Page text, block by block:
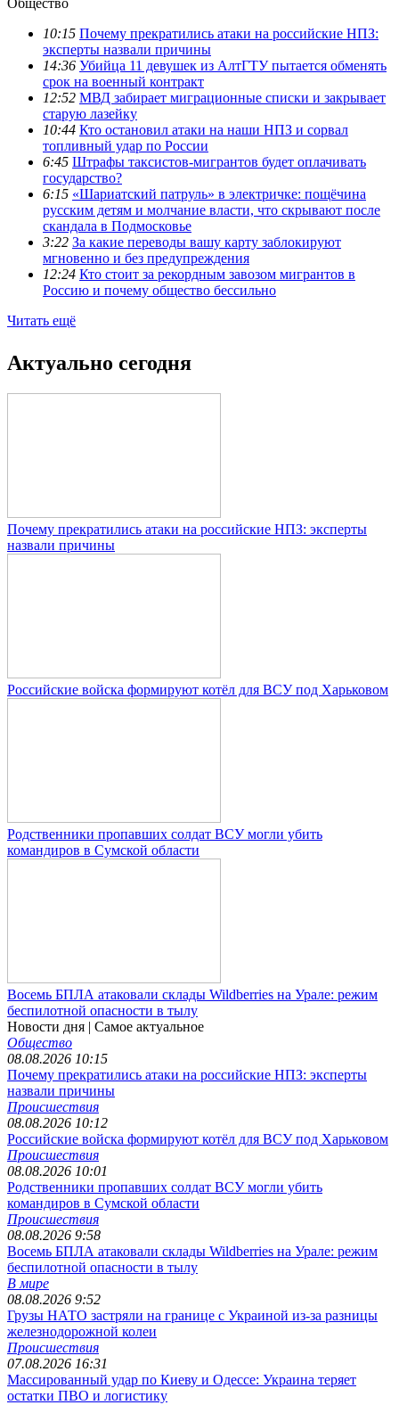
Общество
10:15 Почему прекратились атаки на российские НПЗ:
эксперты назвали причины
14:36 Убийца 11 девушек из АлтГТУ пытается обменять
срок на военный контракт
12:52 МВД забирает миграционные списки и закрывает
старую лазейку
10:44 Кто остановил атаки на наши НПЗ и сорвал
топливный удар по России
6:45 Штрафы таксистов-мигрантов будет оплачивать
государство?
6:15 «Шариатский патруль» в электричке: пощёчина
русским детям и молчание власти, что скрывают после
скандала в Подмосковье
3:22 За какие переводы вашу карту заблокируют
мгновенно и без предупреждения
12:24 Кто стоит за рекордным завозом мигрантов в
Россию и почему общество бессильно
Читать ещё
Актуально сегодня
Почему прекратились атаки на российские НПЗ: эксперты
назвали причины
Российские войска формируют котёл для ВСУ под Харьковом
Родственники пропавших солдат ВСУ могли убить
командиров в Сумской области
Восемь БПЛА атаковали склады Wildberries на Урале: режим
беспилотной опасности в тылу
Новости дня | Самое актуальное
Общество
08.08.2026 10:15
Почему прекратились атаки на российские НПЗ: эксперты
назвали причины
Происшествия
08.08.2026 10:12
Российские войска формируют котёл для ВСУ под Харьковом
Происшествия
08.08.2026 10:01
Родственники пропавших солдат ВСУ могли убить
командиров в Сумской области
Происшествия
08.08.2026 9:58
Восемь БПЛА атаковали склады Wildberries на Урале: режим
беспилотной опасности в тылу
В мире
08.08.2026 9:52
Грузы НАТО застряли на границе с Украиной из-за разницы
железнодорожной колеи
Происшествия
07.08.2026 16:31
Массированный удар по Киеву и Одессе: Украина теряет
остатки ПВО и логистику